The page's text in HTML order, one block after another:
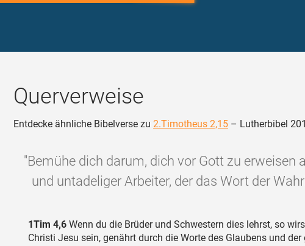
Querverweise
Entdecke ähnliche Bibelverse zu 2.Timotheus 2,15 – Lutherbibel
"Bemühe dich darum, dich vor Gott zu erweisen
und untadeliger Arbeiter, der das Wort der
1Tim 4,6 Wenn du die Brüder und Schwestern dies lehrst, so
Christi Jesu sein, genährt durch die Worte des Glaubens und der